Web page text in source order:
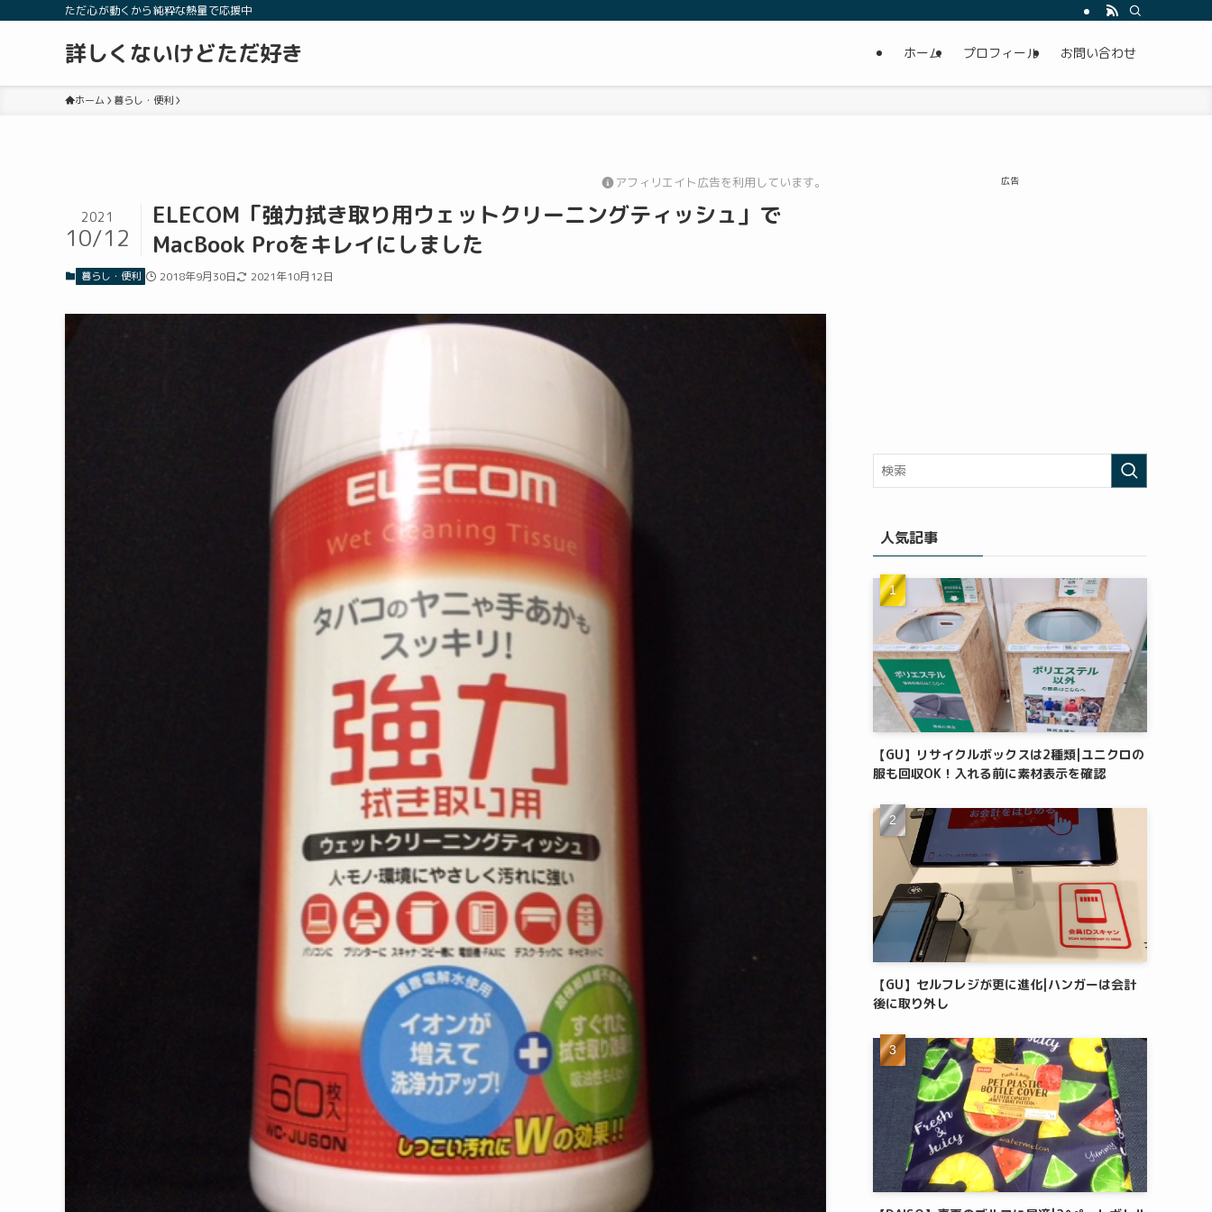
ただ心が動くから純粋な熱量で応援中
詳しくないけどただ好き ホーム プロフィール お問い合わせ
ホーム 暮らし・便利
アフィリエイト広告を利用しています。
ELECOM「強力拭き取り用ウェットクリーニングティッシュ」で
MacBook Proをキレイにしました
2021
10/12
暮らし・便利 2018年9月30日 2021年10月12日
広告
人気記事
【GU】リサイクルボックスは2種類|ユニクロの
服も回収OK！入れる前に素材表示を確認
【GU】セルフレジが更に進化|ハンガーは会計
後に取り外し